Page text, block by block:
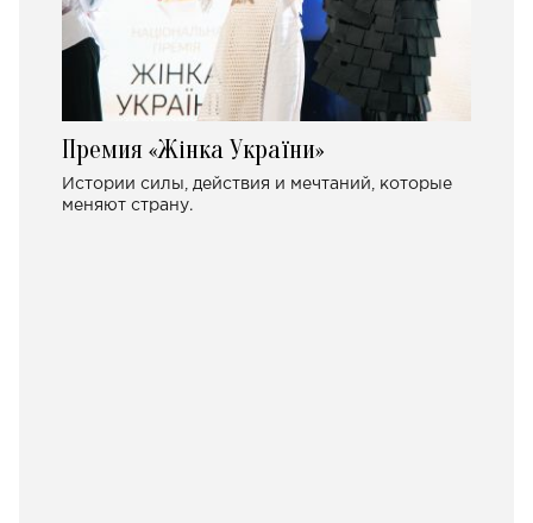
Премия «Жінка України»
Истории силы, действия и мечтаний, которые
меняют страну.